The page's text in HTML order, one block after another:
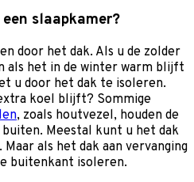
slaapkamer?
door het dak. Als u de zolder
als het in de winter warm blijft
u door het dak te isoleren.
koel blijft? Sommige
, zoals houtvezel, houden de
Meestal kunt u het dak
als het dak aan vervanging
buitenkant isoleren.